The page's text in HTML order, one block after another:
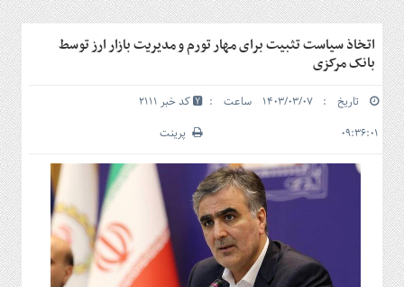
ما
سرویس
ها
خانه
سرمایه
و
بورس
مسکن
و
شهری
گاز
و
اتخاذ سیاست تثبیت برای مهار تورم و مدیریت بازار ارز توسط
بانک مرکزی
تاریخ : ۱۴۰۳/۰۳/۰۷ ساعت :
۰۹:۳۶:۰۱
کد خبر 2111
پرینت